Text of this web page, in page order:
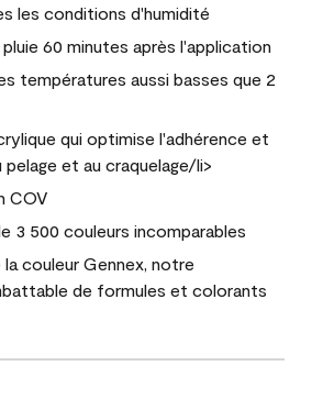
les conditions d'humidité
60 minutes après l'application
températures aussi basses que 2
qui optimise l'adhérence et
pelage et au craquelage/li>
COV
3 500 couleurs incomparables
couleur Gennex, notre
de formules et colorants